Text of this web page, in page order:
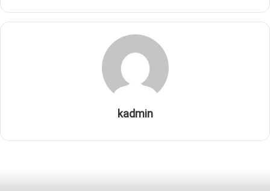
کمک کردن و حمایت کردن را به کودک بیاموزید. هر
تعلّق نسبت به گروهی است که در آن زندگی می‏کند. از
kadmin